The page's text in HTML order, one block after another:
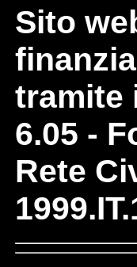
Sito
tramite
6.05 -
Rete